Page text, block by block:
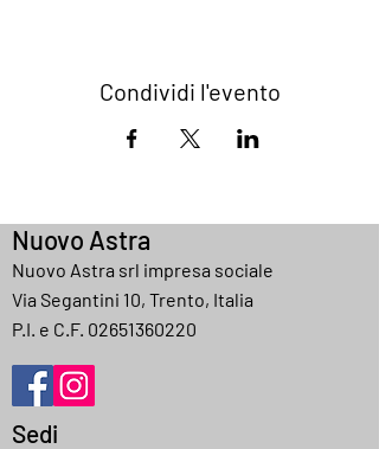
Condividi l'evento
Nuovo Astra
Nuovo Astra srl impresa sociale
Via Segantini 10, Trento, Italia
P.I. e C.F. 02651360220
Sedi